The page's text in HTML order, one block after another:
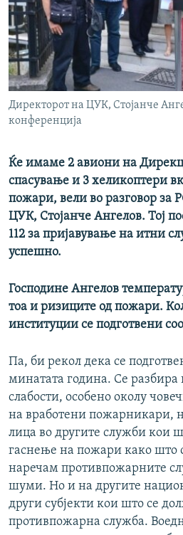
РСЕ веб страници
Директорот на ЦУК, Стојанче
конференција
Ќе имаме 2 авиони на
спасување и 3 хеликоптери
пожари, вели во разговор за
ЦУК, Стојанче Ангелов. Тој
112 за пријавување на итни
успешно.
Господине Ангелов
тоа и ризиците од пожари.
институции се подготвени
Па, би рекол дека се
минатата година. Се разбира
слабости, особено околу
на вработени пожарникари,
лица во другите служби кои
гаснење на пожари како што
наречам противпожарните
шуми. Но и на другите
други субјекти кои што се
противпожарна служба.